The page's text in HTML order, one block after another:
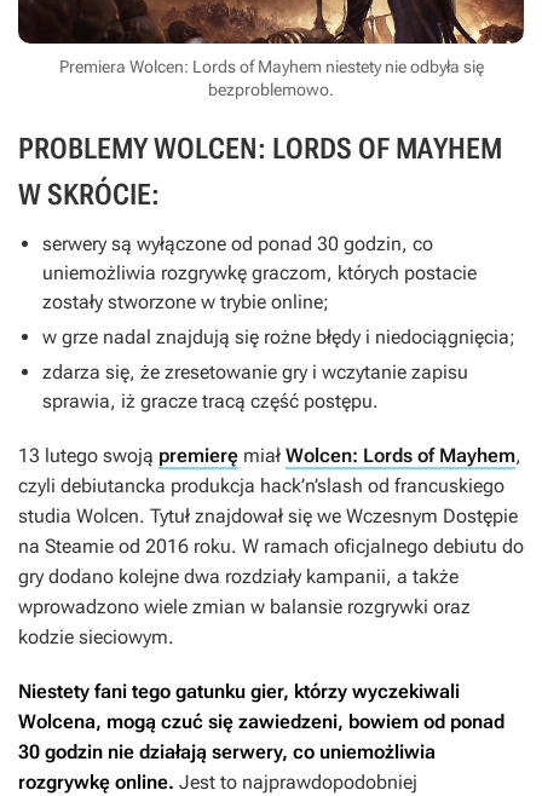
Premiera Wolcen: Lords of Mayhem niestety nie odbyła się
bezproblemowo.
PROBLEMY WOLCEN: LORDS OF MAYHEM
W SKRÓCIE:
serwery są wyłączone od ponad 30 godzin, co
uniemożliwia rozgrywkę graczom, których postacie
zostały stworzone w trybie online;
w grze nadal znajdują się rożne błędy i niedociągnięcia;
zdarza się, że zresetowanie gry i wczytanie zapisu
sprawia, iż gracze tracą część postępu.
13 lutego swoją premierę miał Wolcen: Lords of Mayhem,
czyli debiutancka produkcja hack’n’slash od francuskiego
studia Wolcen. Tytuł znajdował się we Wczesnym Dostępie
na Steamie od 2016 roku. W ramach oficjalnego debiutu do
gry dodano kolejne dwa rozdziały kampanii, a także
wprowadzono wiele zmian w balansie rozgrywki oraz
kodzie sieciowym.
Niestety fani tego gatunku gier, którzy wyczekiwali
Wolcena, mogą czuć się zawiedzeni, bowiem od ponad
30 godzin nie działają serwery, co uniemożliwia
rozgrywkę online. Jest to najprawdopodobniej